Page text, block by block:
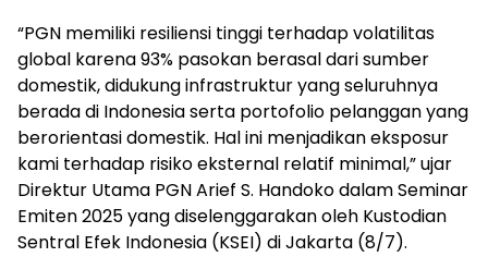
“PGN memiliki resiliensi tinggi terhadap volatilitas
global karena 93% pasokan berasal dari sumber
domestik, didukung infrastruktur yang seluruhnya
berada di Indonesia serta portofolio pelanggan yang
berorientasi domestik. Hal ini menjadikan eksposur
kami terhadap risiko eksternal relatif minimal,” ujar
Direktur Utama PGN Arief S. Handoko dalam Seminar
Emiten 2025 yang diselenggarakan oleh Kustodian
Sentral Efek Indonesia (KSEI) di Jakarta (8/7).